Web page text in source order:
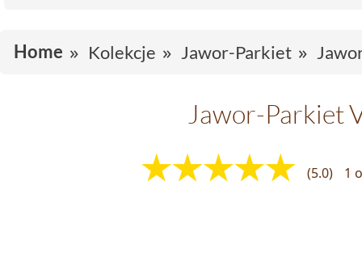
Home Kolekcje Jawor-Parkiet
Jawor-Parkiet
(5.0) 1